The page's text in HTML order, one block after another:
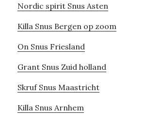
Nordic spirit Snus Asten
Killa Snus Bergen op zoom
On Snus Friesland
Grant Snus Zuid holland
Skruf Snus Maastricht
Killa Snus Arnhem